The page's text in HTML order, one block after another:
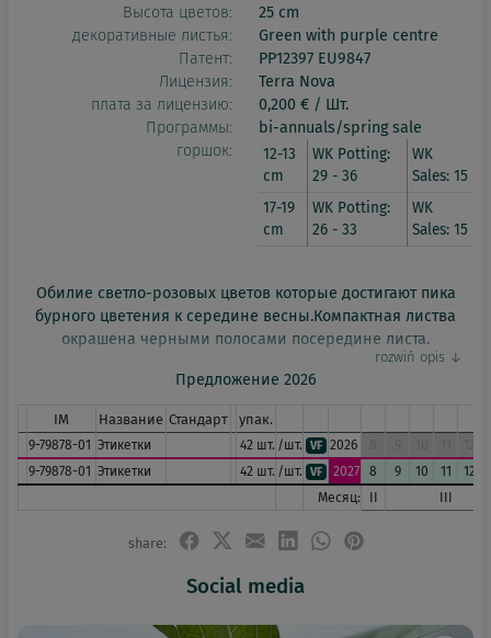
Высота цветов:
25 cm
декоративные листья:
Green with purple centre
Патент:
PP12397 EU9847
Лицензия:
Terra Nova
плата за лицензию:
0,200 € / Шт.
Программы:
bi-annuals/spring sale
горшок:
12-13
cm
WK Potting:
29 - 36
WK
Sales: 15
17-19
cm
WK Potting:
26 - 33
WK
Sales: 15
Обилие светло-розовых цветов которые достигают пика
бурного цветения к середине весны.Компактная листва
окрашена черными полосами посередине листа.
Предложение 2026
IM Название Стандарт упак.
9-79878-01 Этикетки 42 шт. /шт. VF 2026
9-79878-01 Этикетки 42 шт. /шт. VF 2027 8 9 10 11 12
Месяц:
II III
share:
Social media